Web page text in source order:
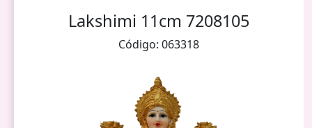
Lakshimi 11cm 7208105
Código: 063318